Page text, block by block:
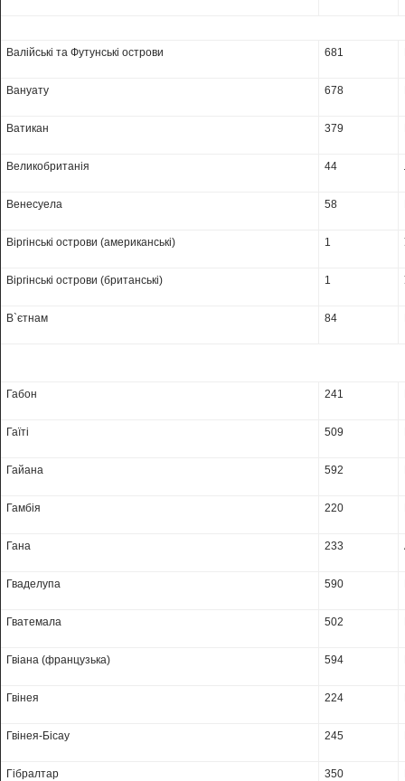
Валійські та Футунські острови 681
Вануату 678
Ватикан 379
Великобританія 44
Венесуела 58
Віргінські острови (американські) 1
Віргінські острови (британські) 1
В`єтнам 84
Габон 241
Гаїті 509
Гайана 592
Гамбія 220
Гана 233
Гваделупа 590
Гватемала 502
Гвіана (французька) 594
Гвінея 224
Гвінея-Бісау 245
Гібралтар 350